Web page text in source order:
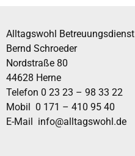
Alltagswohl Betreuungsdienst
Bernd Schroeder
Nordstraße 80
44628 Herne
Telefon 0 23 23 – 98 33 22
Mobil 0 171 – 410 95 40
E-Mail info@alltagswohl.de